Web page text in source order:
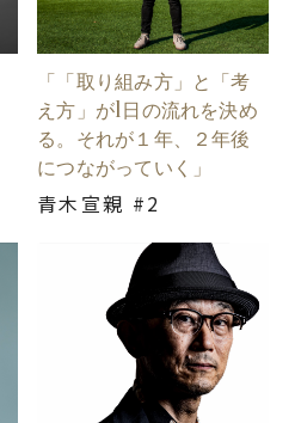
「「取り組み方」と「考
え方」が1日の流れを決め
る。それが１年、２年後
につながっていく」
青木宣親 #2